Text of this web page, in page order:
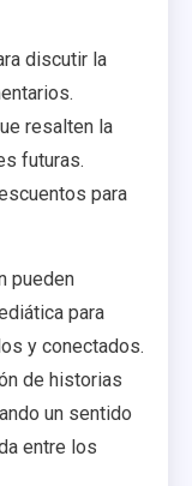
discutir la
resalten la
futuras.
para
pueden
para
y conectados.
de historias
un sentido
entre los